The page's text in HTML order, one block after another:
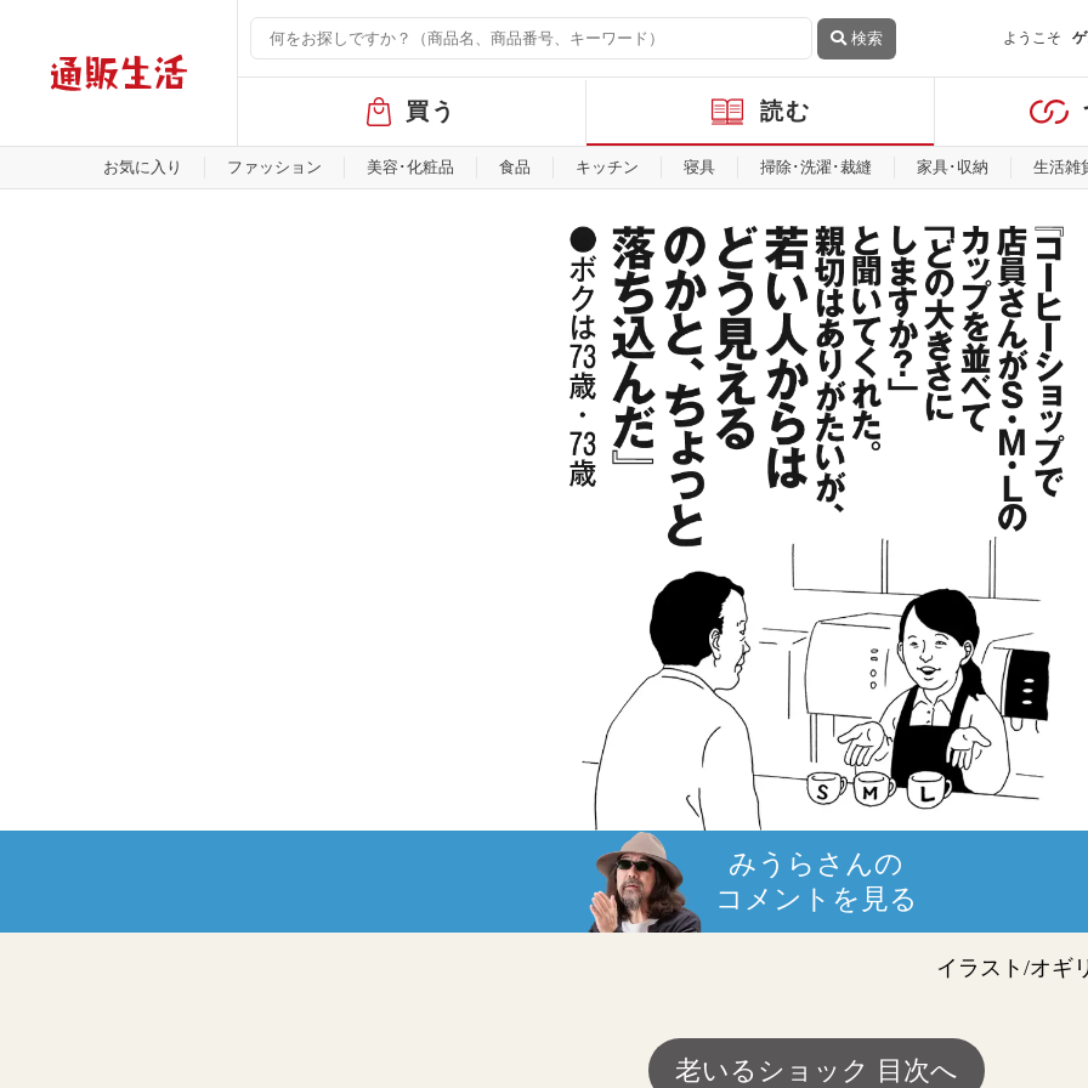
検索 ようこそ
バ
ル
買う 読む
お気に入り ファッション 美容･化粧品 食品 キッチン 寝具 掃除･洗濯･裁縫 家具･収納 生活雑
みうらさんの
コメントを見る
イラスト/オギ
老いるショック 目次へ